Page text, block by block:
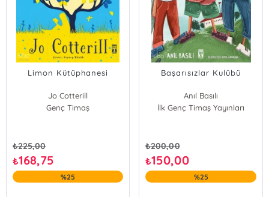
Limon Kütüphanesi
Jo Cotterill
Genç Timaş
₺225,00
₺168,75
%25
Başarısızlar Kulübü
Anıl Basılı
İlk Genç Timaş Yayınları
₺200,00
₺150,00
%25